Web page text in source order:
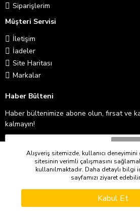
Siparişlerim
Müşteri Servisi
İletişim
İadeler
Site Haritası
Markalar
Haber Bülteni
Haber bültenimize abone olun, fırsat ve
kalmayın!
Gizlilik İlkeleri 'ni okudum ve kabul
Copyright © 2026
Alışveriş sitemizde, kullanıcı
sitesinin verimli çalışmasını
kullanılmaktadır. Daha detaylı bilgi
sayfamızı ziyaret
Kabul Et